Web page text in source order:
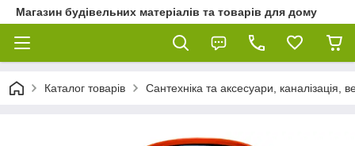
Магазин будівельних матеріалів та товарів для дому
Каталог товарів Сантехніка та аксесуари, каналізація,